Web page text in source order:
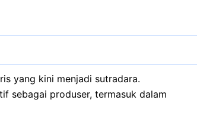
yang kini menjadi sutradara.
sebagai produser, termasuk dalam